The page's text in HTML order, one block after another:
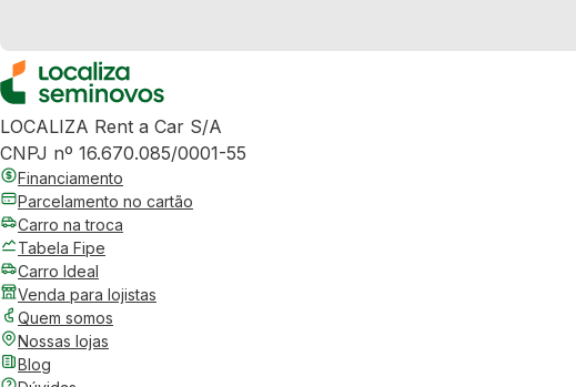
LOCALIZA Rent a Car S/A
CNPJ nº 16.670.085/0001-55
Financiamento
Parcelamento no cartão
Carro na troca
Tabela Fipe
Carro Ideal
Venda para lojistas
Quem somos
Nossas lojas
Blog